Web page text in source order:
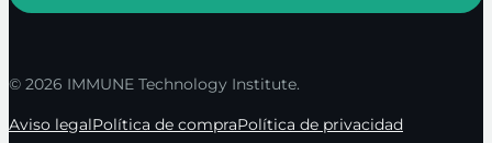
© 2026 IMMUNE Technology Institute.
Aviso legalPolítica de compraPolítica de privacidad